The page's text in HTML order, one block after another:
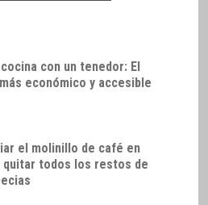
con un tenedor: El
económico y accesible
el molinillo de café en
quitar todos los restos de